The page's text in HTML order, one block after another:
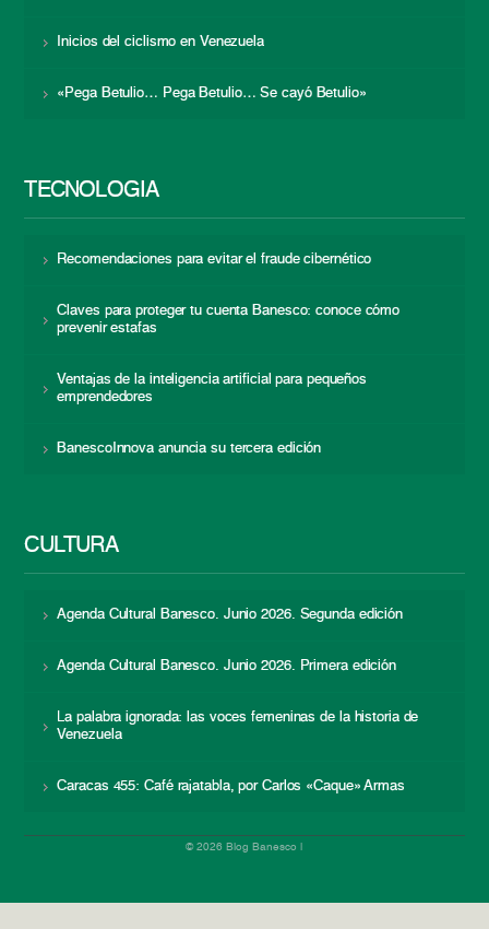
Inicios del ciclismo en Venezuela
«Pega Betulio… Pega Betulio… Se cayó Betulio»
TECNOLOGÍA
Recomendaciones para evitar el fraude cibernético
Claves para proteger tu cuenta Banesco: conoce cómo
prevenir estafas
Ventajas de la inteligencia artificial para pequeños
emprendedores
BanescoInnova anuncia su tercera edición
CULTURA
Agenda Cultural Banesco. Junio 2026. Segunda edición
Agenda Cultural Banesco. Junio 2026. Primera edición
La palabra ignorada: las voces femeninas de la historia de
Venezuela
Caracas 455: Café rajatabla, por Carlos «Caque» Armas
© 2026 Blog Banesco |